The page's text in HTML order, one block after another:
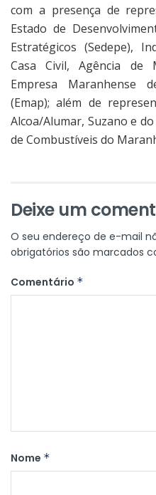
com a presença de
Estado de
Estratégicos (Sedepe),
Casa Civil, Agência de
Empresa Maranhense
(Emap); além de
Alcoa/Alumar, Suzano e
de Combustíveis do
Deixe um
O seu endereço de e-mail
obrigatórios são marcados
Comentário *
Nome *